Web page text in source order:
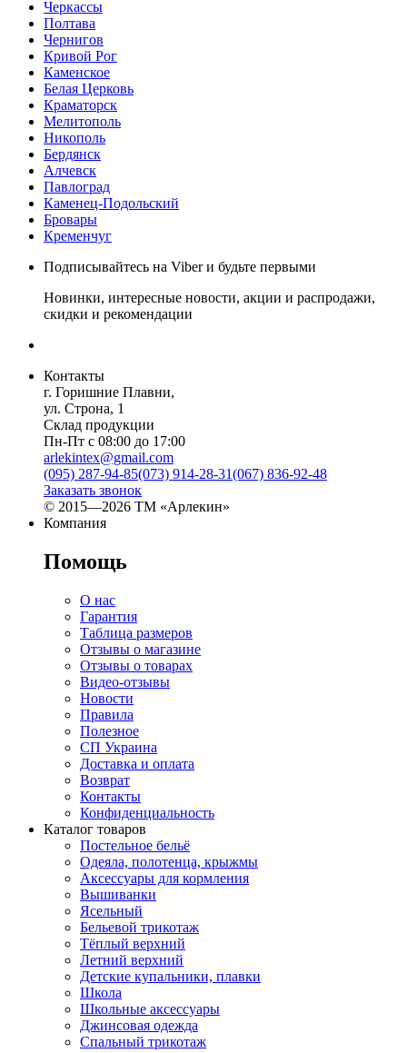
Черкассы
Полтава
Чернигов
Кривой Рог
Каменское
Белая Церковь
Краматорск
Мелитополь
Никополь
Бердянск
Алчевск
Павлоград
Каменец-Подольский
Бровары
Кременчуг
Подписывайтесь на Viber и будьте первыми
Новинки, интересные новости, акции и распродажи,
скидки и рекомендации
Контакты
г. Горишние Плавни,
ул. Строна, 1
Склад продукции
Пн-Пт с 08:00 до 17:00
arlekintex@gmail.com
(095) 287-94-85(073) 914-28-31(067) 836-92-48
Заказать звонок
© 2015—2026 ТМ «Арлекин»
Компания
Помощь
О нас
Гарантия
Таблица размеров
Отзывы о магазине
Отзывы о товарах
Видео-отзывы
Новости
Правила
Полезное
СП Украина
Доставка и оплата
Возврат
Контакты
Конфиденциальность
Каталог товаров
Постельное бельё
Одеяла, полотенца, крыжмы
Аксессуары для кормления
Вышиванки
Ясельный
Бельевой трикотаж
Тёплый верхний
Летний верхний
Детские купальники, плавки
Школа
Школьные аксессуары
Джинсовая одежда
Спальный трикотаж